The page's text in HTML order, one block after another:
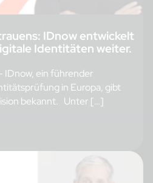
IDnow entwickelt
Identitäten weiter.
IDnow, ein führender
in Europa, gibt
bekannt. Unter […]